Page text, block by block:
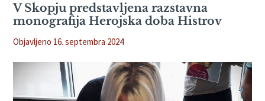
V Skopju predstavljena razstavna
monografija Herojska doba Histrov
Objavljeno 16. septembra 2024